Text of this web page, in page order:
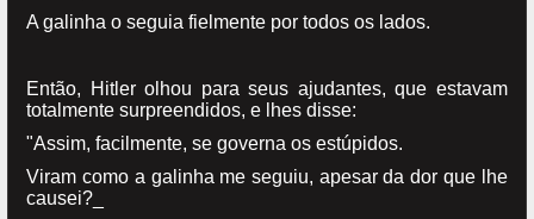
A galinha o seguia fielmente por todos os lados.
Então, Hitler olhou para seus ajudantes, que estavam
totalmente surpreendidos, e lhes disse:
"Assim, facilmente, se governa os estúpidos.
Viram como a galinha me seguiu, apesar da dor que lhe
causei?_